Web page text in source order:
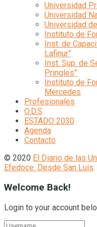
Universidad
Universidad
Universidad
Instituto de
Inst. de
Lafinur”
Inst. Sup. de
Pringles”
Instituto de
Mercedes
Profesionales
O.D.S
ESTADO 2030
Agenda
Contacto
© 2020 El Diario de las
Efedoce. Desde San Luis.
Welcome Back!
Login to your account